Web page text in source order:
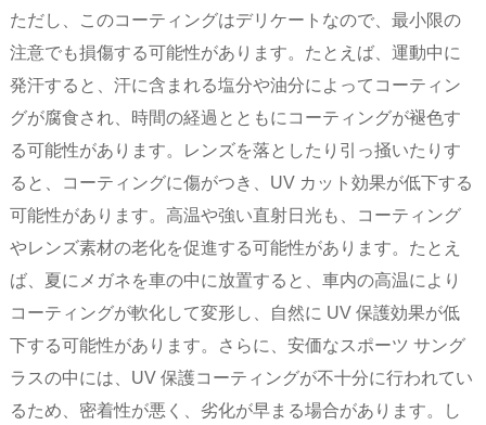
ただし、このコーティングはデリケートなので、最小限の
注意でも損傷する可能性があります。たとえば、運動中に
発汗すると、汗に含まれる塩分や油分によってコーティン
グが腐食され、時間の経過とともにコーティングが褪色す
る可能性があります。レンズを落としたり引っ掻いたりす
ると、コーティングに傷がつき、UV カット効果が低下する
可能性があります。高温や強い直射日光も、コーティング
やレンズ素材の老化を促進する可能性があります。たとえ
ば、夏にメガネを車の中に放置すると、車内の高温により
コーティングが軟化して変形し、自然に UV 保護効果が低
下する可能性があります。さらに、安価なスポーツ サング
ラスの中には、UV 保護コーティングが不十分に行われてい
るため、密着性が悪く、劣化が早まる場合があります。し